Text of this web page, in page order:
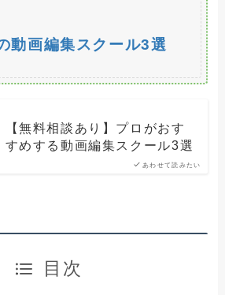
動画編集スクール3選
あわせて読みたい
【無料相談あり】プロがおす
すめする動画編集スクール3選
目次